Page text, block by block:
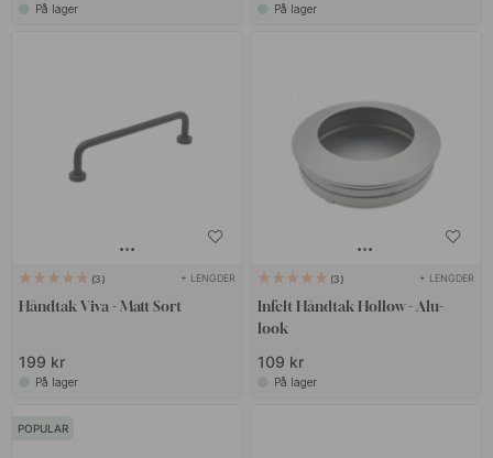
På lager På lager
3 + LENGDER
Håndtak Viva - Matt Sort
199 kr
På lager
3 + LENGDER
Infelt Håndtak Hollow - Alu-
look
109 kr
På lager
POPULAR